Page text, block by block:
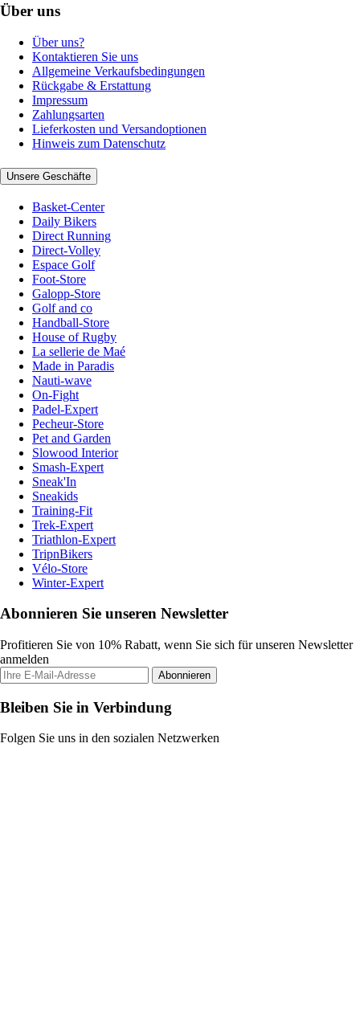
Über uns
Über uns?
Kontaktieren Sie uns
Allgemeine Verkaufsbedingungen
Rückgabe & Erstattung
Impressum
Zahlungsarten
Lieferkosten und Versandoptionen
Hinweis zum Datenschutz
Unsere Geschäfte
Basket-Center
Daily Bikers
Direct Running
Direct-Volley
Espace Golf
Foot-Store
Galopp-Store
Golf and co
Handball-Store
House of Rugby
La sellerie de Maé
Made in Paradis
Nauti-wave
On-Fight
Padel-Expert
Pecheur-Store
Pet and Garden
Slowood Interior
Smash-Expert
Sneak'In
Sneakids
Training-Fit
Trek-Expert
Triathlon-Expert
TripnBikers
Vélo-Store
Winter-Expert
Abonnieren Sie unseren Newsletter
Profitieren Sie von 10% Rabatt, wenn Sie sich für unseren Newsletter
anmelden
Abonnieren
Bleiben Sie in Verbindung
Folgen Sie uns in den sozialen Netzwerken